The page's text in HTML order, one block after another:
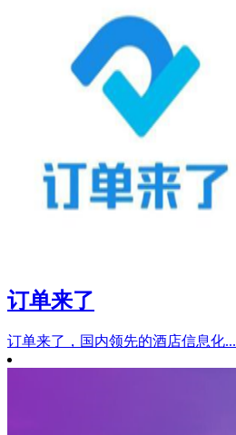
订单来了
订单来了，国内领先的酒店信息化...